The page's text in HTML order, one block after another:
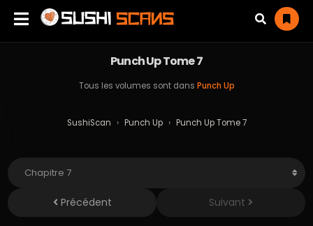
Punch Up Tome 7
Tous les volumes sont dans Punch Up
SushiScan › Punch Up › Punch Up Tome 7
Précédent Suivant